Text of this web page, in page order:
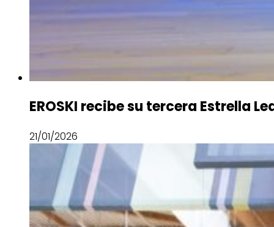
EROSKI recibe su tercera Estrella
21/01/2026